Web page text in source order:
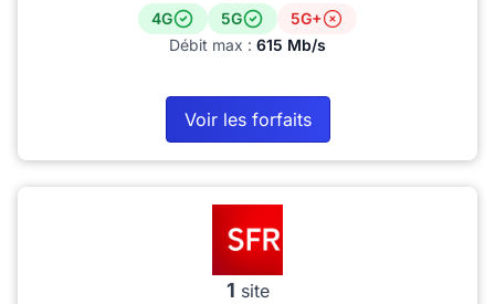
4G 5G
5G+
Débit max : 615 Mb/s
Voir les forfaits
1 site